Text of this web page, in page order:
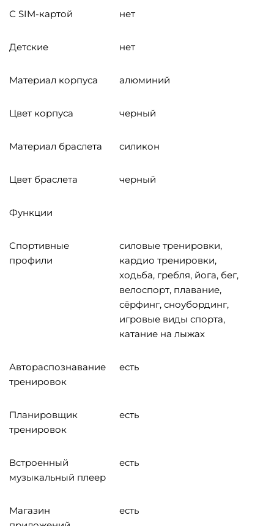
С SIM-картой нет
Детские нет
Материал корпуса алюминий
Цвет корпуса черный
Материал браслета силикон
Цвет браслета черный
Функции
Спортивные
профили
силовые тренировки,
кардио тренировки,
xодьба, гребля, йога, бег,
велоспорт, плавание,
сёрфинг, сноубординг,
игровые виды спорта,
катание на лыжах
Автораспознавание
тренировок
есть
Планировщик
тренировок
есть
Встроенный
музыкальный плеер
есть
Магазин
есть